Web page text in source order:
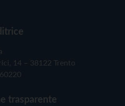
14 – 38122 Trento
trasparente